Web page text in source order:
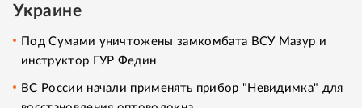
Украине
Под Сумами уничтожены замкомбата ВСУ Мазур и
инструктор ГУР Федин
ВС России начали применять прибор "Невидимка" для